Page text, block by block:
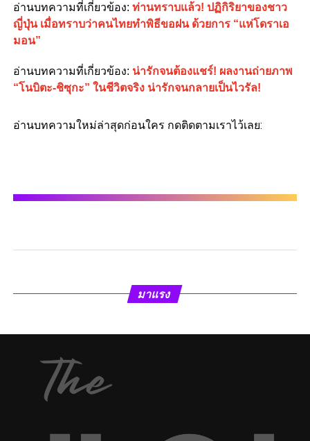
อ่านบทความที่เกี่ยวข้อง: ท่านทราบแล้ว! ปฏิกิริยาของชาว
ญี่ปุ่น เมื่อทราบว่าคนไทยทำพิธีขอฝน ด้วยการ “แห่โดราเอ
มอน”
อ่านบทความที่เกี่ยวข้อง: น่ารักจนต้องแชร์! ผลงานถ่ายภาพ
“โนบิตะ-ชิซุกะ” ในชีวิตจริง น่ารักจนกลายเป็นไวรัล!
อ่านบทความใหม่ล่าสุดก่อนใคร กดติดตามเราไว้เลย:
มาแรง